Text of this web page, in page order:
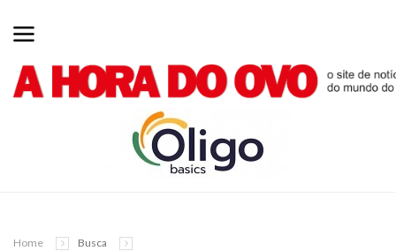
Home Busca